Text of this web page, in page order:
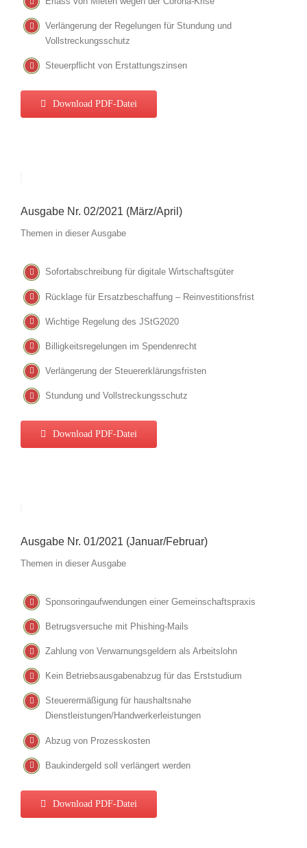
Verlängerung der Regelungen für Stundung und
Vollstreckungsschutz
Steuerpflicht von Erstattungszinsen
Download PDF-Datei
Ausgabe Nr. 02/2021 (März/April)
Themen in dieser Ausgabe
Sofortabschreibung für digitale Wirtschaftsgüter
Rücklage für Ersatzbeschaffung – Reinvestitionsfrist
Wichtige Regelung des JStG2020
Billigkeitsregelungen im Spendenrecht
Verlängerung der Steuererklärungsfristen
Stundung und Vollstreckungsschutz
Download PDF-Datei
Ausgabe Nr. 01/2021 (Januar/Februar)
Themen in dieser Ausgabe
Sponsoringaufwendungen einer Gemeinschaftspraxis
Betrugsversuche mit Phishing-Mails
Zahlung von Verwarnungsgeldern als Arbeitslohn
Kein Betriebsausgabenabzug für das Erststudium
Steuerermäßigung für haushaltsnahe
Dienstleistungen/Handwerkerleistungen
Abzug von Prozesskosten
Baukindergeld soll verlängert werden
Download PDF-Datei